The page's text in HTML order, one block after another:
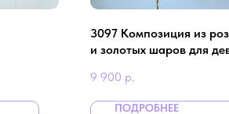
3097 Композиция из
и золотых шаров для
9 900 р.
ПОДРОБНЕЕ